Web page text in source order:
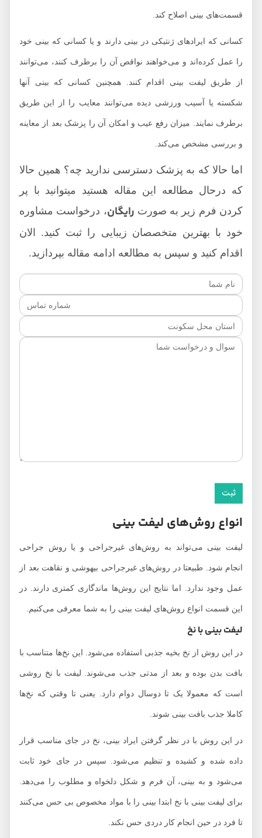
قسمت‌های بینی اصلاح کند.
کسانی که ایرادهای ژنتیکی در بینی دارند و یا کسانی که بینی خود
را عمل کرده‌اند و می‌خواهند نواقص آن را برطرف کنند، می‌توانند
از طریق لیفت بینی اقدام کنند. همچنین کسانی که بینی آنها
شکسته یا آسیب ورزشی دیده می‌توانند معایب را از این طریق
برطرف نمایند. میزان رفع عیب و امکان آن را پزشک بعد از معاینه
و بررسی مشخص می‌کند.
اما حالا که به پزشک دسترسی ندارید چه؟ همین حالا
که درحال مطالعه این مقاله هستید میتوانید با پر
کردن فرم زیر به صورترایگان، درخواست مشاوره
خود با بهترین متخصصان زیبایی را ثبت کنید. الان
اقدام کنید و سپس به مطالعه ادامه مقاله بپردازید.
انواع روش‌های لیفت بینی
لیفت بینی می‌تواند به روش‌های غیرجراحی و یا روش جراحی
انجام شود. طبیعتا در روش‌های غیرجراحی بیهوشی و نقاهت بعد از
عمل وجود ندارد. اما نتایج این روش‌ها ماندگاری کمتری دارند. در
این قسمت انواع روش‌های لیفت بینی را به شما معرفی می‌کنیم.
لیفت بینی با نخ
در این روش از نخ بخیه جذبی استفاده می‌شود. این نخ‌ها متناسب با
بافت بدن بوده و بعد از مدتی جذب می‌شوند. لیفت با نخ روشی
است که معمولا یک تا دوسال دوام دارد. یعنی تا وقتی که نخ‌ها
کاملا جذب بافت بینی شوند.
در این روش با در نظر گرفتن ایراد بینی، نخ در جای مناسب قرار
داده شده و کشیده و تنظیم می‌شود. سپس در جای خود ثابت
می‌شود و به بینی، آن فرم و شکل دلخواه و مطلوب را می‌دهد.
برای لیفت بینی با نخ ابتدا بینی را با مواد مخصوص بی حس می‌کنند
تا فرد در حین انجام کار دردی حس نکند.